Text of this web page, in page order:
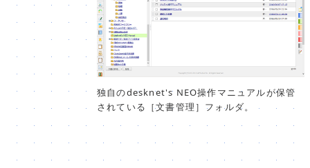
独自のdesknet's NEO操作マニュアルが保管
されている［文書管理］フォルダ。